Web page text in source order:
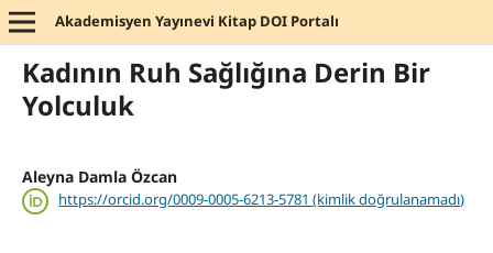
Akademisyen Yayınevi Kitap DOI Portalı
Kadının Ruh Sağlığına Derin Bir
Yolculuk
Aleyna Damla Özcan
https://orcid.org/0009-0005-6213-5781 (kimlik doğrulanamadı)